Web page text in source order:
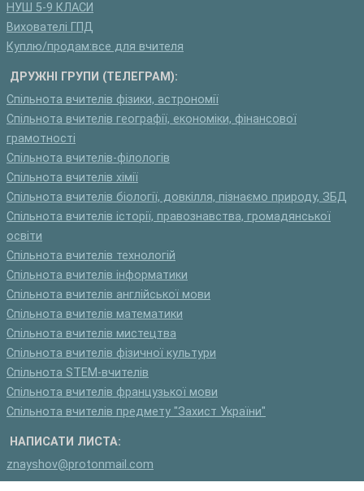
НУШ 5-9 КЛАСИ
Вихователі ГПД
Куплю/продам:все для вчителя
ДРУЖНІ ГРУПИ (ТЕЛЕГРАМ):
Спільнота вчителів фізики, астрономії
Спільнота вчителів географії, економіки, фінансової
грамотності
Спільнота вчителів-філологів
Спільнота вчителів хімії
Спільнота вчителів біології, довкілля, пізнаємо природу, ЗБД
Спільнота вчителів історії, правознавства, громадянської
освіти
Спільнота вчителів технологій
Спільнота вчителів інформатики
Спільнота вчителів англійської мови
Спільнота вчителів математики
Спільнота вчителів мистецтва
Спільнота вчителів фізичної культури
Спільнота STEM-вчителів
Спільнота вчителів французької мови
Спільнота вчителів предмету "Захист України"
НАПИСАТИ ЛИСТА:
znayshov@protonmail.com